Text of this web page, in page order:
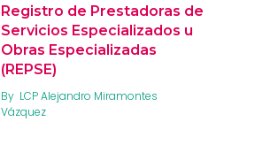
Registro de Prestadoras de
Servicios Especializados u
Obras Especializadas
(REPSE)
By LCP Alejandro Miramontes
Vázquez